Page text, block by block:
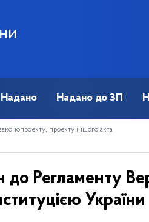
Надано Надано до ЗП
проєкту іншого акта
Регламенту
України